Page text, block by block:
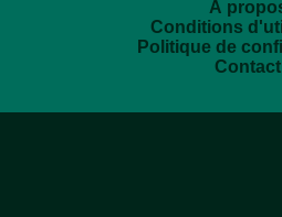
À
Conditions
Politique de
Contact